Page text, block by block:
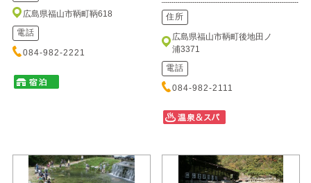
広島県福山市鞆町鞆618
電話
084-982-2221
住所
広島県福山市鞆町後地田ノ
浦3371
電話
084-982-2111